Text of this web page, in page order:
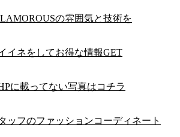
の雰囲気と技術を
イネをしてお得な情報GET
に載ってない写真はコチラ
フのファッションコーディネート